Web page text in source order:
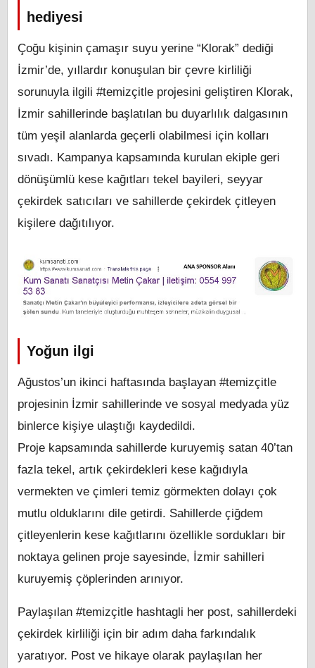
hediyesi
Çoğu kişinin çamaşır suyu yerine “Klorak” dediği
İzmir’de, yıllardır konuşulan bir çevre kirliliği
sorunuyla ilgili #temizçitle projesini geliştiren Klorak,
İzmir sahillerinde başlatılan bu duyarlılık dalgasının
tüm yeşil alanlarda geçerli olabilmesi için kolları
sıvadı. Kampanya kapsamında kurulan ekiple geri
dönüşümlü kese kağıtları tekel bayileri, seyyar
çekirdek satıcıları ve sahillerde çekirdek çitleyen
kişilere dağıtılıyor.
Yoğun ilgi
Ağustos’un ikinci haftasında başlayan #temizçitle
projesinin İzmir sahillerinde ve sosyal medyada yüz
binlerce kişiye ulaştığı kaydedildi.
Proje kapsamında sahillerde kuruyemiş satan 40’tan
fazla tekel, artık çekirdekleri kese kağıdıyla
vermekten ve çimleri temiz görmekten dolayı çok
mutlu olduklarını dile getirdi. Sahillerde çiğdem
çitleyenlerin kese kağıtlarını özellikle sordukları bir
noktaya gelinen proje sayesinde, İzmir sahilleri
kuruyemiş çöplerinden arınıyor.
Paylaşılan #temizçitle hashtagli her post, sahillerdeki
çekirdek kirliliği için bir adım daha farkındalık
yaratıyor. Post ve hikaye olarak paylaşılan her